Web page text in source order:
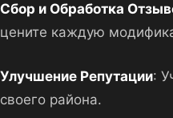
Сбор и Обработка
цените каждую
Улучшение Репутации:
своего района.